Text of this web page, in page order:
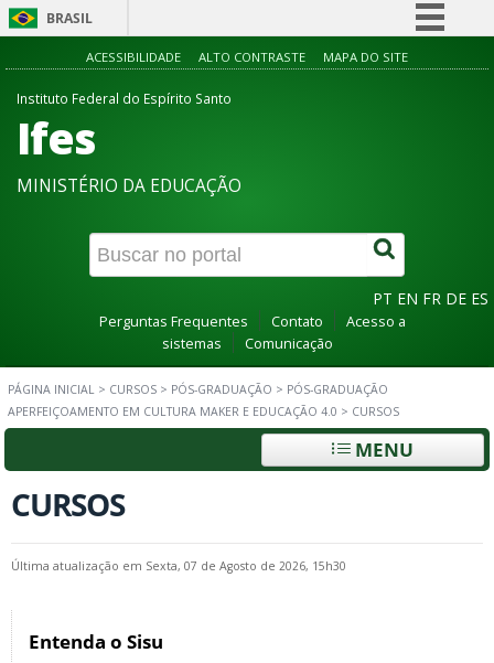
BRASIL
Simplifique!
Canais
ACESSIBILIDADE ALTO CONTRASTE MAPA DO SITE
Instituto Federal do Espírito Santo
Ifes
MINISTÉRIO DA EDUCAÇÃO
PT EN FR DE ES
Perguntas Frequentes Contato
Acesso a
sistemas
Comunicação
PÁGINA INICIAL > CURSOS > PÓS-GRADUAÇÃO > PÓS-GRADUAÇÃO
APERFEIÇOAMENTO EM CULTURA MAKER E EDUCAÇÃO 4.0 > CURSOS
MENU
CURSOS
Última atualização em Sexta, 07 de Agosto de 2026, 15h30
Entenda o Sisu